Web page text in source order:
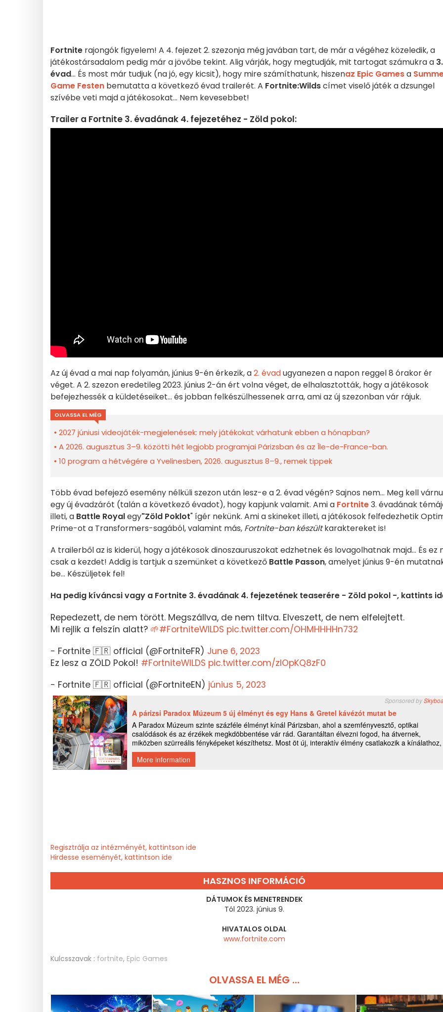
Fortnite rajongók figyelem! A 4. fejezet 2. szezonja még javában tart, de már a végéhez közeledik, a
játékostársadalom pedig már a jövőbe tekint. Alig várják, hogy megtudják, mit tartogat számukra a 3.
évad... És most már tudjuk (na jó, egy kicsit), hogy mire számíthatunk, hiszenaz Epic Gamesa
Game Festen bemutatta a következő évad trailerét. A Fortnite:Wildscímet viselő játék a dzsungel
szívébe veti majd a játékosokat... Nem kevesebbet!
Trailer a Fortnite 3. évadának 4. fejezetéhez - Zöld pokol:
Az új évad a mai nap folyamán, június 9-én érkezik, a2. évadugyanezen a napon reggel 8 órakor ér
véget. A 2. szezon eredetileg 2023. június 2-án ért volna véget, de elhalasztották, hogy a játékosok
befejezhessék a küldetéseiket... és jobban felkészülhessenek arra, ami az új szezonban vár rájuk.
OLVASSA EL MÉG
2027 júniusi videojáték-megjelenések: mely játékokat várhatunk ebben a hónapban?
A 2026. augusztus 3–9. közötti hét legjobb programjai Párizsban és az Île-de-France-ban.
10 program a hétvégére a Yvelinesben, 2026. augusztus 8–9., remek tippek
Több évad befejező esemény nélküli szezon után lesz-e a 2. évad végén? Sajnos nem... Meg kell
egy új évadzárót (talán a következő évadot), hogy kapjunk valamit. Ami a Fortnite3. évadának
illeti, a Battle Royalegy"Zöld Poklot" ígér nekünk. Ami a skineket illeti, a játékosok felfedezhetik
Prime-ot a Transformers-sagából, valamint más, Fortnite-ban készültkaraktereket is!
A trailerből az is kiderül, hogy a játékosok dinoszauruszokat edzhetnek és lovagolhatnak majd... És ez
csak a kezdet! Addig is tartjuk a szemünket a következő Battle Passon, amelyet június 9-én
be... Készüljetek fel!
Ha pedig kíváncsi vagy a Fortnite 3. évadának 4. fejezetének teaserére - Zöld pokol -, kattints
Repedezett, de nem törött. Megszállva, de nem tiltva. Elveszett, de nem elfelejtett.
Mi rejlik a felszín alatt? 🌱#FortniteWILDS pic.twitter.com/OHMHHHHn732
- Fortnite 🇫🇷 official (@FortniteFR) June 6, 2023
Ez lesz a ZÖLD Pokol! #FortniteWILDS pic.twitter.com/zlOpKQ8zF0
- Fortnite 🇫🇷 official (@FortniteEN) június 5, 2023
Regisztrálja az intézményét, kattintson ide
Hirdesse eseményét, kattintson ide
HASZNOS INFORMÁCIÓ
DÁTUMOK ÉS MENETRENDEK
Tól 2023. június 9.
HIVATALOS OLDAL
www.fortnite.com
Kulcsszavak : fortnite, Epic Games
OLVASSA EL MÉG ...